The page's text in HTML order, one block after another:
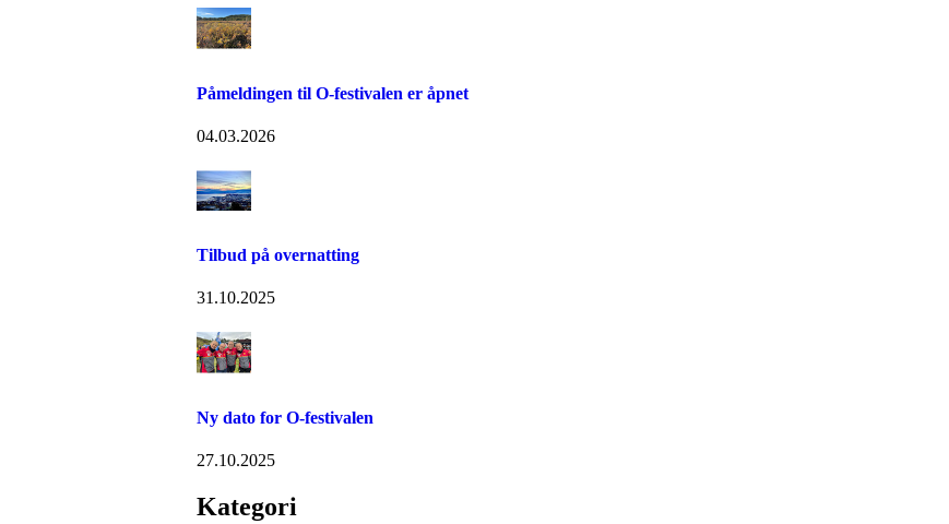
Påmeldingen til O-festivalen er åpnet
04.03.2026
Tilbud på overnatting
31.10.2025
Ny dato for O-festivalen
27.10.2025
Kategori